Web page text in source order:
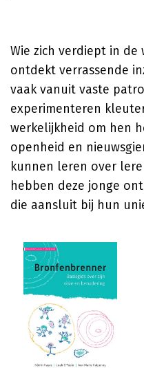
Wie zich verdiept in
ontdekt verrassende
vaak vanuit vaste
experimenteren
werkelijkheid om hen
openheid en
kunnen leren over
hebben deze jonge
die aansluit bij hun